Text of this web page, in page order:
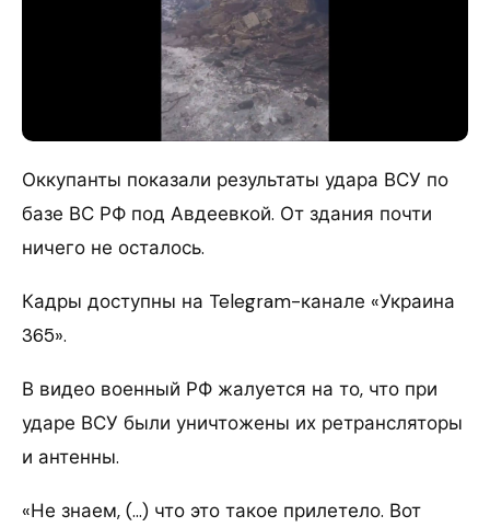
Оккупанты показали результаты удара ВСУ по
базе ВС РФ под Авдеевкой. От здания почти
ничего не осталось.
Кадры доступны на Telegram-канале «Украина
365».
В видео военный РФ жалуется на то, что при
ударе ВСУ были уничтожены их ретрансляторы
и антенны.
«Не знаем, (…) что это такое прилетело. Вот